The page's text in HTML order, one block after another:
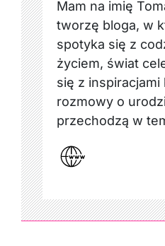
Mam na imię
tworzę bloga, w
spotyka się z
życiem, świat
się z inspiracjami
rozmowy o
przechodzą w